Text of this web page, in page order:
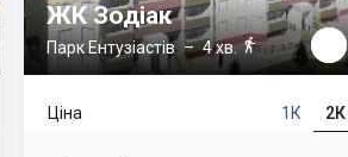
ЖК Зодіак
Парк Ентузіастів– 4 хв.
1К 2К
Ціна